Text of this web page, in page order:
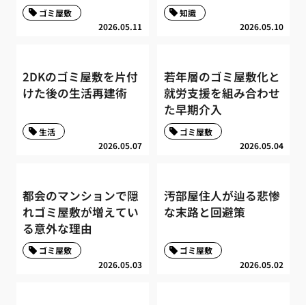
2026.05.11
ゴミ屋敷
2026.05.10
知識
2DKのゴミ屋敷を片付
けた後の生活再建術
2026.05.07
生活
若年層のゴミ屋敷化と
就労支援を組み合わせ
た早期介入
2026.05.04
ゴミ屋敷
都会のマンションで隠
れゴミ屋敷が増えてい
る意外な理由
2026.05.03
ゴミ屋敷
汚部屋住人が辿る悲惨
な末路と回避策
2026.05.02
ゴミ屋敷